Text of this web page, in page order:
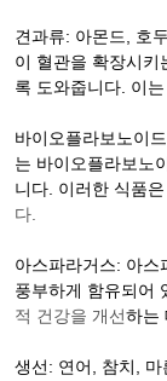
견과류: 아몬드, 호
이 혈관을 확장시키
록 도와줍니다. 이
바이오플라보노이
는 바이오플라보노
니다. 이러한 식품
다.
아스파라거스: 아스
풍부하게 함유되어
적 건강을 개선하는
생선: 연어, 참치,